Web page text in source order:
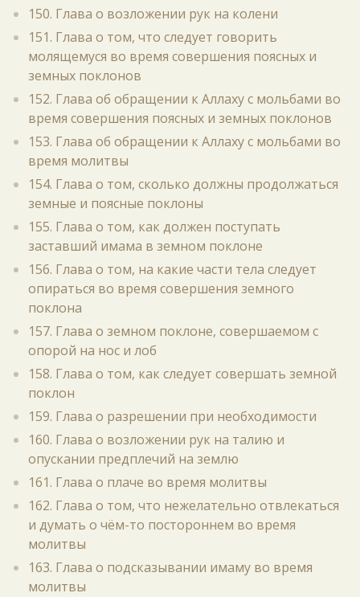
150. Глава о возложении рук на колени
151. Глава о том, что следует говорить
молящемуся во время совершения поясных и
земных поклонов
152. Глава об обращении к Аллаху с мольбами во
время совершения поясных и земных поклонов
153. Глава об обращении к Аллаху с мольбами во
время молитвы
154. Глава о том, сколько должны продолжаться
земные и поясные поклоны
155. Глава о том, как должен поступать
заставший имама в земном поклоне
156. Глава о том, на какие части тела следует
опираться во время совершения земного
поклона
157. Глава о земном поклоне, совершаемом с
опорой на нос и лоб
158. Глава о том, как следует совершать земной
поклон
159. Глава о разрешении при необходимости
160. Глава о возложении рук на талию и
опускании предплечий на землю
161. Глава о плаче во время молитвы
162. Глава о том, что нежелательно отвлекаться
и думать о чём-то постороннем во время
молитвы
163. Глава о подсказывании имаму во время
молитвы